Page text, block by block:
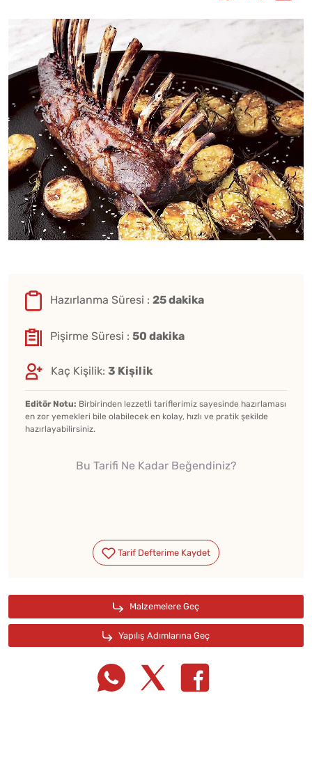
Hazırlanma Süresi : 25 dakika
Pişirme Süresi : 50 dakika
Kaç Kişilik: 3 Kişilik
Editör Notu: Birbirinden lezzetli tariflerimiz sayesinde hazırlaması
en zor yemekleri bile olabilecek en kolay, hızlı ve pratik şekilde
hazırlayabilirsiniz.
Bu Tarifi Ne Kadar Beğendiniz?